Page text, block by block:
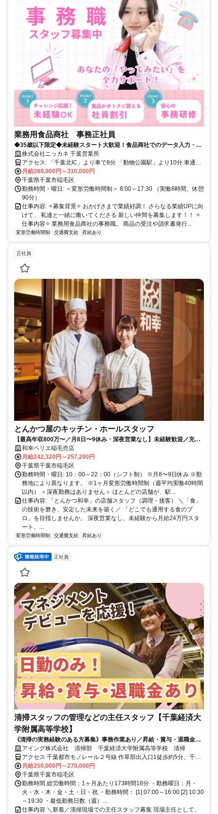
業務用食品商社 事務正社員
◆35歳以下限定◆未経験スタート大歓迎！食品商社でのデータ入力・電
話対応など／土日祝休み
株式会社ニッカネ 千葉営業所
アクセス: 「千葉北IC」より車で8分 「動物公園駅」より10分 車通勤
OK（無料駐車場完備） ※首都圏勤務者には、 首都圏エリア手当
（25,000円/月）あり
月給289,000円～310,000円
千葉県千葉市稲毛区
勤務時間・曜日: ＜変形労働時間制＞ 8:00～17:30 （実働8時間、休憩
90分）
仕事内容: ✧募集背景✧ おかげさまで業績好調！ さらなる業績UPに向
けて、 私達と一緒に働いてくださる 新しい仲間を募集します！！ ✧
仕事内容✧ 業務用食品商社の事務職。 商品の受注や請求書発行...
変形労働時間制 交通費支給 昇給あり
正社員
とんかつ屋のキッチン・ホールスタッフ
【最高年収800万〜／月8日〜9休み・深夜営業なし】未経験歓迎／充実
研修／定着率9割超／60年以上の黒字！安定系企業！
和幸ペリエ稲毛売店
月給242,320円～257,200円
千葉県千葉市稲毛区
勤務時間・曜日: 10：00～22：00（シフト制） ※月8〜9日休み ※勤
務地により異なります。 ※1ヶ月変形労働時間制（週平均実働40時間
以内） ＜深夜勤務はありません＞ ほとんどの店舗が、駅...
仕事内容: 「とんかつ和幸」の店舗スタッフ（調理・接客） ＼「食」
の技術を磨き、安定した未来を築く／ 「どこでも通用する食のプ
ロ」を目指しませんか。 深夜営業なし、未経験から月給24万円スタ
ート。...
変形労働時間制 交通費支給 昇給あり
正社員
清掃スタッフの管理などの主任スタッフ【千葉経済大
学附属高等学校】
《清掃の実務経験のある方募集》事務作業あり／昇給・賞与・退職金あ
り／清掃経験を活かしてキャリアUP
アイング株式会社 清掃部 千葉経済大学附属高等学校 清掃
アクセス 千葉都市モノレール２号線 作草部出入口1徒歩約5分、千葉
都市モノレール２号線 天台出入口1徒歩約12分、ＪＲ総武本線 西千
葉北口徒歩約12分
月給250,000円～270,000円
千葉県千葉市稲毛区
勤務時間 総労働時間：1ヶ月あたり173時間18分 ・勤務曜日：月・
火・水・木・金・土・日・祝 ・勤務時間： [1] 07:00～16:00 [2] 10:30
～19:30 ・最低勤務日数（週）...
仕事内容 ＼新着／清掃現場での主任スタッフ募集 現場主任として、